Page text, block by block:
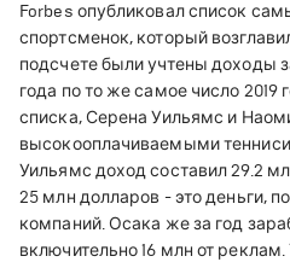
Forbes опубликовал список
спортсменок, который
подсчете были учтены доходы
года по то же самое число 2019
списка, Серена Уильямс и
высокооплачиваемыми
Уильямс доход составил 29.2
25 млн долларов - это деньги,
компаний. Осака же за год
включительно 16 млн от